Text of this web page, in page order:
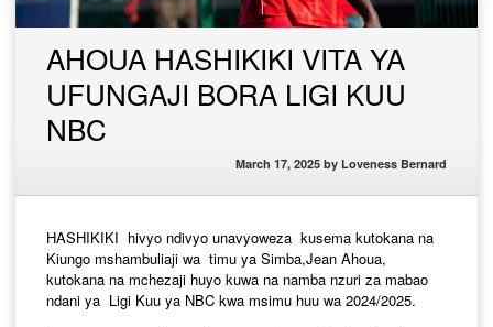
AHOUA HASHIKIKI VITA YA
UFUNGAJI BORA LIGI KUU
NBC
March 17, 2025 by Loveness Bernard
HASHIKIKI hivyo ndivyo unavyoweza kusema kutokana na
Kiungo mshambuliaji wa timu ya Simba,Jean Ahoua,
kutokana na mchezaji huyo kuwa na namba nzuri za mabao
ndani ya Ligi Kuu ya NBC kwa msimu huu wa 2024/2025.